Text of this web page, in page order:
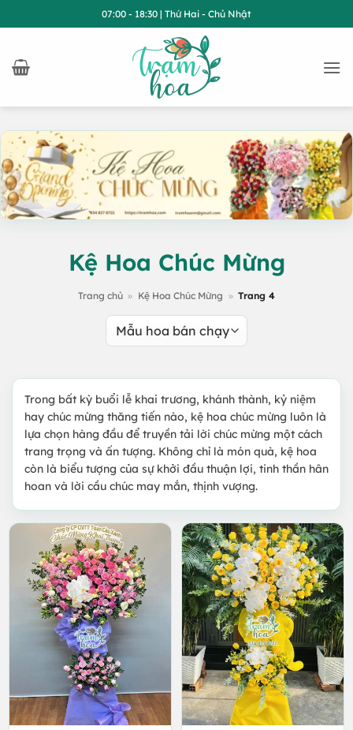
qua
dung
07:00 - 18:30 | Thứ Hai - Chủ Nhật
Kệ Hoa Chúc Mừng
Trang chủ » Kệ Hoa Chúc Mừng » Trang 4
Trong bất kỳ buổi lễ khai trương, khánh thành, kỷ niệm
hay chúc mừng thăng tiến nào, kệ hoa chúc mừng luôn là
lựa chọn hàng đầu để truyền tải lời chúc mừng một cách
trang trọng và ấn tượng. Không chỉ là món quà, kệ hoa
còn là biểu tượng của sự khởi đầu thuận lợi, tinh thần hân
hoan và lời cầu chúc may mắn, thịnh vượng.